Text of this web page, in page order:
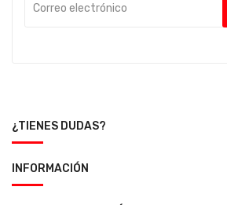
¿TIENES DUDAS?
INFORMACIÓN